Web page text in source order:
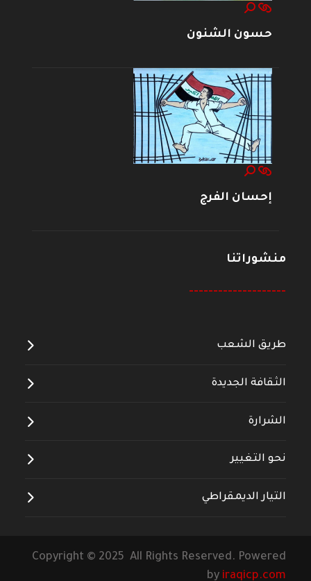
حسون الشنون
إحسان الفرج
منشوراتنا
--------------------
طريق الشعب
الثقافة الجديدة
الشرارة
نحو التغيير
التيار الديمقراطي
Copyright © 2025 All Rights Reserved. Powered
by iraqicp.com